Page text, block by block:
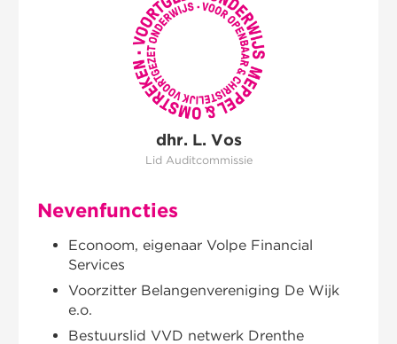
dhr. L. Vos
Lid Auditcommissie
Nevenfuncties
Econoom, eigenaar Volpe Financial
Services
Voorzitter Belangenvereniging De Wijk
e.o.
Bestuurslid VVD netwerk Drenthe